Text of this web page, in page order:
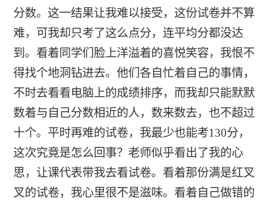
分数。这一结果让我难以接受，这份试卷并不算
难，可我却只考了这么点分，连平均分都没达
到。看着同学们脸上洋溢着的喜悦笑容，我恨不
得找个地洞钻进去。他们各自忙着自己的事情，
不时去看看电脑上的成绩排序，而我却只能默默
数着与自己分数相近的人，数来数去，也不超过
十个。平时再难的试卷，我最少也能考130分，
这次究竟是怎么回事？老师似乎看出了我的心
思，让课代表带我去看试卷。看着那份满是红叉
叉的试卷，我心里很不是滋味。看着自己做错的